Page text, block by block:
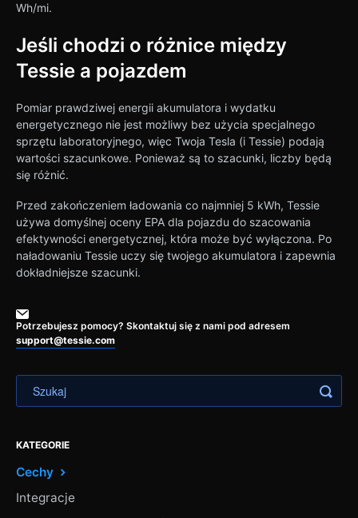
Wh/mi.
Jeśli chodzi o różnice między
Tessie a pojazdem
Pomiar prawdziwej energii akumulatora i wydatku
energetycznego nie jest możliwy bez użycia specjalnego
sprzętu laboratoryjnego, więc Twoja Tesla (i Tessie) podają
wartości szacunkowe. Ponieważ są to szacunki, liczby będą
się różnić.
Przed zakończeniem ładowania co najmniej 5 kWh, Tessie
używa domyślnej oceny EPA dla pojazdu do szacowania
efektywności energetycznej, która może być wyłączona. Po
naładowaniu Tessie uczy się twojego akumulatora i zapewnia
dokładniejsze szacunki.
Potrzebujesz pomocy? Skontaktuj się z nami pod adresem
support@tessie.com
KATEGORIE
Cechy
Integracje